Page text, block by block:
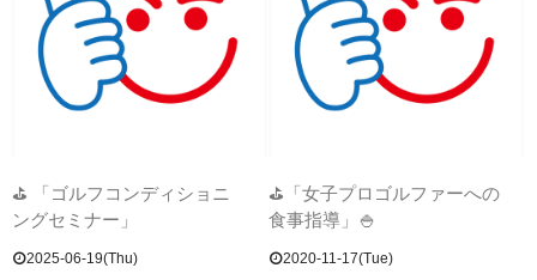
⛳ 「ゴルフコンディショニ
ングセミナー」
2025-06-19(Thu)
⛳「女子プロゴルファーへの
食事指導」🍚
2020-11-17(Tue)